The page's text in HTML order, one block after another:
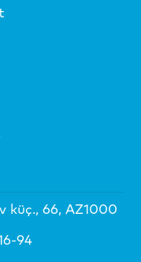
küç., 66, AZ1000
94